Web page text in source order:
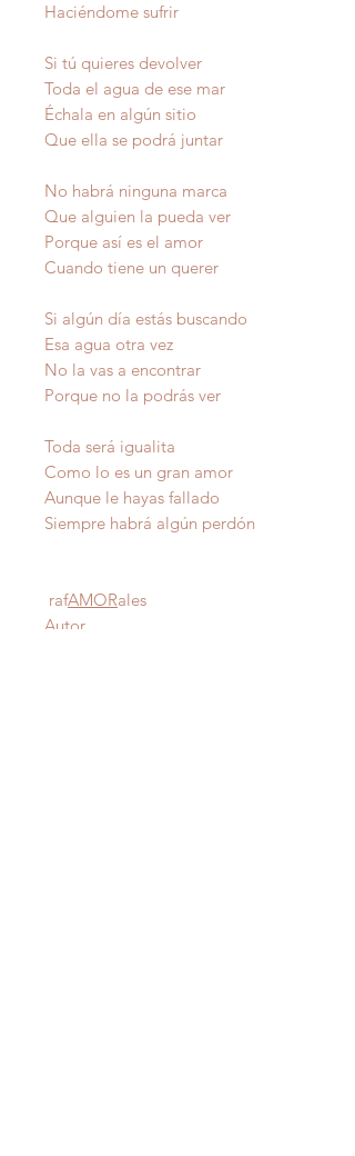
Haciéndome sufrir
Si tú quieres devolver
Toda el agua de ese mar
Échala en algún sitio
Que ella se podrá juntar
No habrá ninguna marca
Que alguien la pueda ver
Porque así es el amor
Cuando tiene un querer
Si algún día estás buscando
Esa agua otra vez
No la vas a encontrar
Porque no la podrás ver
Toda será igualita
Como lo es un gran amor
Aunque le hayas fallado
Siempre habrá algún perdón
rafAMORales
Autor